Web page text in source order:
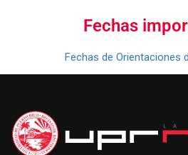
Fechas
Fechas de Orientaciones